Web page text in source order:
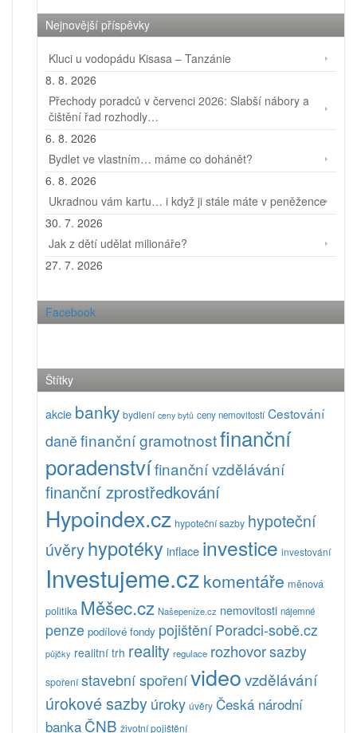
Nejnovější příspěvky
Kluci u vodopádu Kisasa – Tanzánie
8. 8. 2026
Přechody poradců v červenci 2026: Slabší nábory a
čištění řad rozhodly…
6. 8. 2026
Bydlet ve vlastním… máme co dohánět?
6. 8. 2026
Ukradnou vám kartu… i když ji stále máte v peněžence
30. 7. 2026
Jak z dětí udělat milionáře?
27. 7. 2026
Facebook
Štítky
akcie banky bydlení ceny bytů ceny nemovitostí Cestování
daněfinanční gramotnostfinanční
poradenstvífinanční vzdělávání
finanční zprostředkování
Hypoindex.cz hypoteční sazby hypoteční
úvěryhypotéky inflace investice investování
Investujeme.czkomentáře měnová
politika Měšec.cz Našepeníze.cz nemovitosti nájemné
penze podílové fondy pojištěníPoradci-sobě.cz
půjčky realitní trh reality regulace rozhovorsazby
spoření stavební spořenívideovzdělávání
úrokové sazbyúroky úvěry Česká národní
banka ČNB životní pojištění